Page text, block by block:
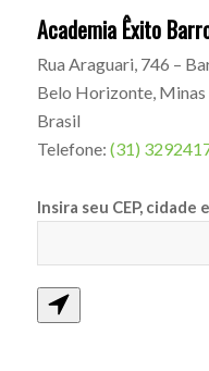
Academia Êxito
Rua Araguari, 746 –
Belo Horizonte, Minas
Brasil
Telefone: (31)
Insira seu CEP, cidade